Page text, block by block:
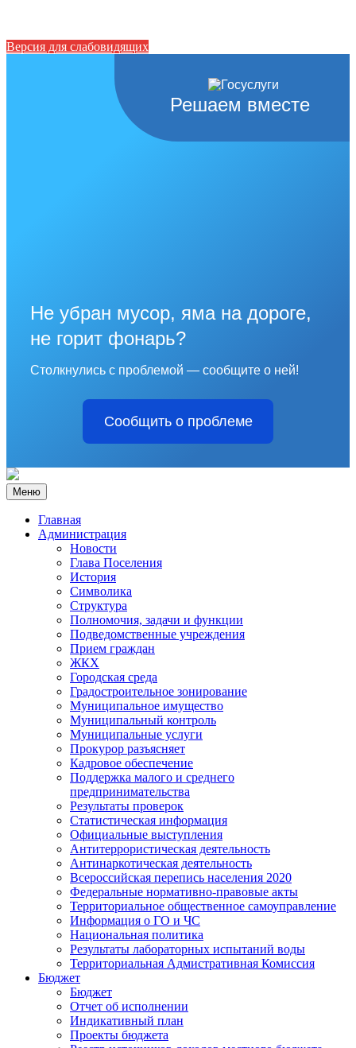
Версия для слабовидящих
Решаем вместе
Не убран мусор, яма на дороге,
не горит фонарь?
Столкнулись с проблемой — сообщите о ней!
Сообщить о проблеме
Меню
Главная
Администрация
Новости
Глава Поселения
История
Символика
Структура
Полномочия, задачи и функции
Подведомственные учреждения
Прием граждан
ЖКХ
Городская среда
Градостроительное зонирование
Муниципальное имущество
Муниципальный контроль
Муниципальные услуги
Прокурор разъясняет
Кадровое обеспечение
Поддержка малого и среднего
предпринимательства
Результаты проверок
Статистическая информация
Официальные выступления
Антитеррористическая деятельность
Антинаркотическая деятельность
Всероссийская перепись населения 2020
Федеральные нормативно-правовые акты
Территориальное общественное самоуправление
Информация о ГО и ЧС
Национальная политика
Результаты лабораторных испытаний воды
Территориальная Адмистративная Комиссия
Бюджет
Бюджет
Отчет об исполнении
Индикативный план
Проекты бюджета